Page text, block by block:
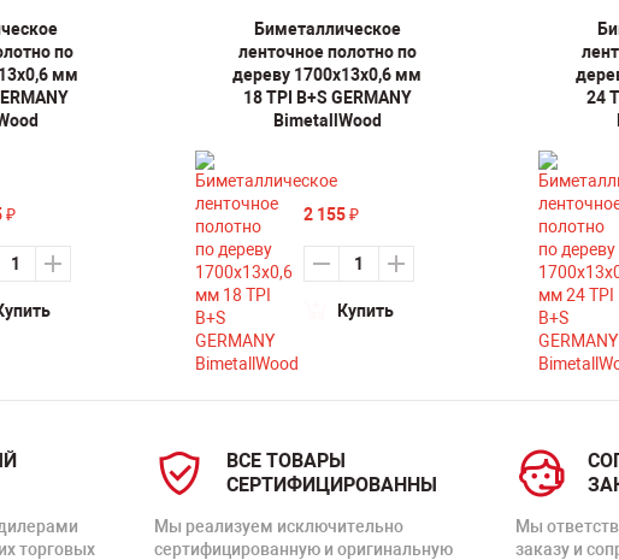
по
мм
₽
Биметаллическое
ленточное полотно по
дереву 1700х13х0,6 мм
18 TPI B+S GERMANY
BimetallWood
2 155 ₽
Купить
24
торговых
ВСЕ ТОВАРЫ
СЕРТИФИЦИРОВАННЫ
Мы реализуем исключительно
сертифицированную и оригинальную
Мы
заказу и